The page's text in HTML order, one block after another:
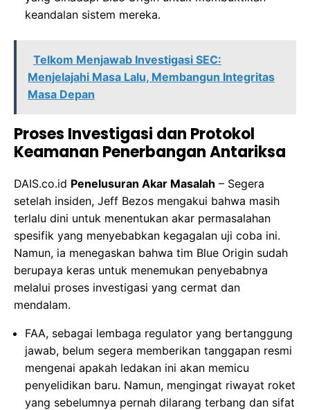
keandalan sistem mereka.
Telkom Menjawab Investigasi SEC:
Menjelajahi Masa Lalu, Membangun Integritas
Masa Depan
Proses Investigasi dan Protokol
Keamanan Penerbangan Antariksa
DAIS.co.id Penelusuran Akar Masalah – Segera
setelah insiden, Jeff Bezos mengakui bahwa masih
terlalu dini untuk menentukan akar permasalahan
spesifik yang menyebabkan kegagalan uji coba ini.
Namun, ia menegaskan bahwa tim Blue Origin sudah
berupaya keras untuk menemukan penyebabnya
melalui proses investigasi yang cermat dan
mendalam.
FAA, sebagai lembaga regulator yang bertanggung
jawab, belum segera memberikan tanggapan resmi
mengenai apakah ledakan ini akan memicu
penyelidikan baru. Namun, mengingat riwayat roket
yang sebelumnya pernah dilarang terbang dan sifat